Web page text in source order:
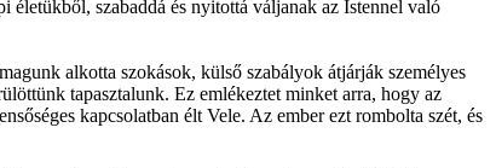
életükből, szabaddá és nyitottá váljanak az Istennel való
alkotta szokások, külső szabályok átjárják személyes
tapasztalunk. Ez emlékeztet minket arra, hogy az
kapcsolatban élt Vele. Az ember ezt rombolta szét, és